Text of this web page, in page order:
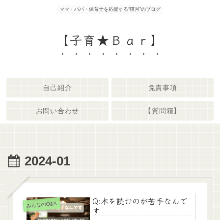
ママ・パパ・保育士を応援する“猫月”のブログ
【子育★Ｂａｒ】
自己紹介 免責事項
お問い合わせ 【質問箱】
2024-01
みんなのQ&A
Q:本を読むのが苦手なんで
す